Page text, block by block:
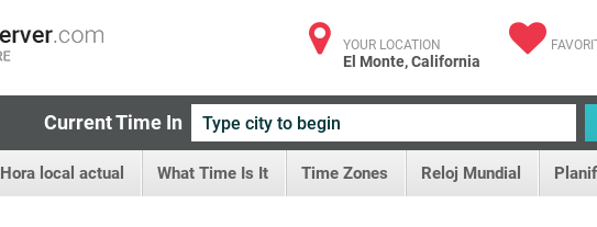
YOUR LOCATION
El Monte, California
Current Time In
Hora local actual What Time Is It Time Zones Reloj Mundial